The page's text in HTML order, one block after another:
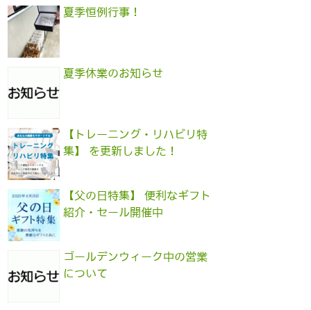
夏季恒例行事！
夏季休業のお知らせ
【トレーニング・リハビリ特
集】 を更新しました！
【父の日特集】 便利なギフト
紹介・セール開催中
ゴールデンウィーク中の営業
について